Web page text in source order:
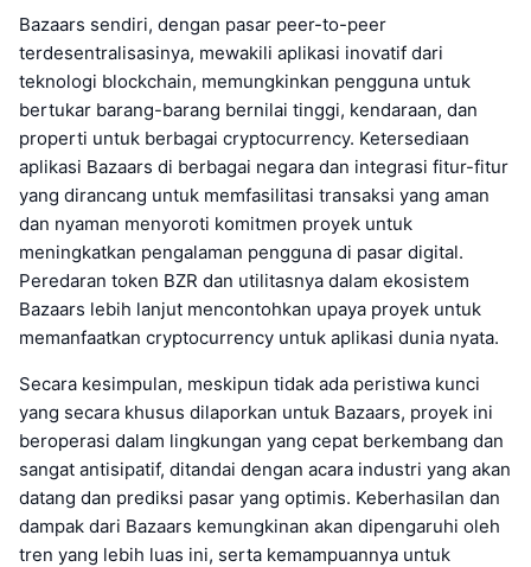
Bazaars sendiri, dengan pasar peer-to-peer
terdesentralisasinya, mewakili aplikasi inovatif dari
teknologi blockchain, memungkinkan pengguna untuk
bertukar barang-barang bernilai tinggi, kendaraan, dan
properti untuk berbagai cryptocurrency. Ketersediaan
aplikasi Bazaars di berbagai negara dan integrasi fitur-fitur
yang dirancang untuk memfasilitasi transaksi yang aman
dan nyaman menyoroti komitmen proyek untuk
meningkatkan pengalaman pengguna di pasar digital.
Peredaran token BZR dan utilitasnya dalam ekosistem
Bazaars lebih lanjut mencontohkan upaya proyek untuk
memanfaatkan cryptocurrency untuk aplikasi dunia nyata.
Secara kesimpulan, meskipun tidak ada peristiwa kunci
yang secara khusus dilaporkan untuk Bazaars, proyek ini
beroperasi dalam lingkungan yang cepat berkembang dan
sangat antisipatif, ditandai dengan acara industri yang akan
datang dan prediksi pasar yang optimis. Keberhasilan dan
dampak dari Bazaars kemungkinan akan dipengaruhi oleh
tren yang lebih luas ini, serta kemampuannya untuk